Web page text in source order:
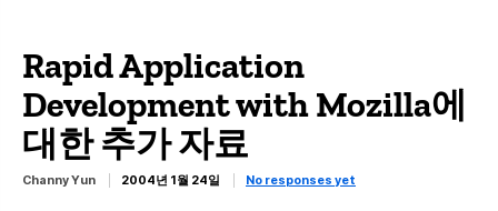
Rapid Application
Development with Mozilla에
대한 추가 자료
Channy Yun 2004년 1월 24일 No responses yet